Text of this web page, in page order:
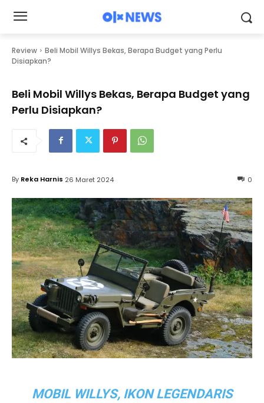
Review
Beli Mobil Willys Bekas, Berapa Budget yang Perlu
Disiapkan?
Beli Mobil Willys Bekas, Berapa Budget yang
Perlu Disiapkan?
0
By Reka Harnis 26 Maret 2024
MOBIL WILLYS, IKON LEGENDARIS